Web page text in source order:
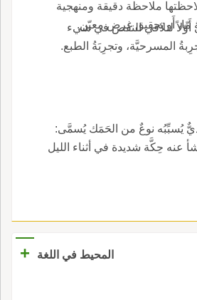
ملاحظة دقيقة ومنهجية
أَو تحقيق غرض معيّن.
أَوّلاً لتلافي النقص في شيء
المسرحيَّة، وتجرِبَةُ الطبع.
يُسبِّبُه نوعٌ من الحَمَك يُسمَّى:
عنه حِكَّة شديدة في أثناء الليل
المحيط في اللغة
+